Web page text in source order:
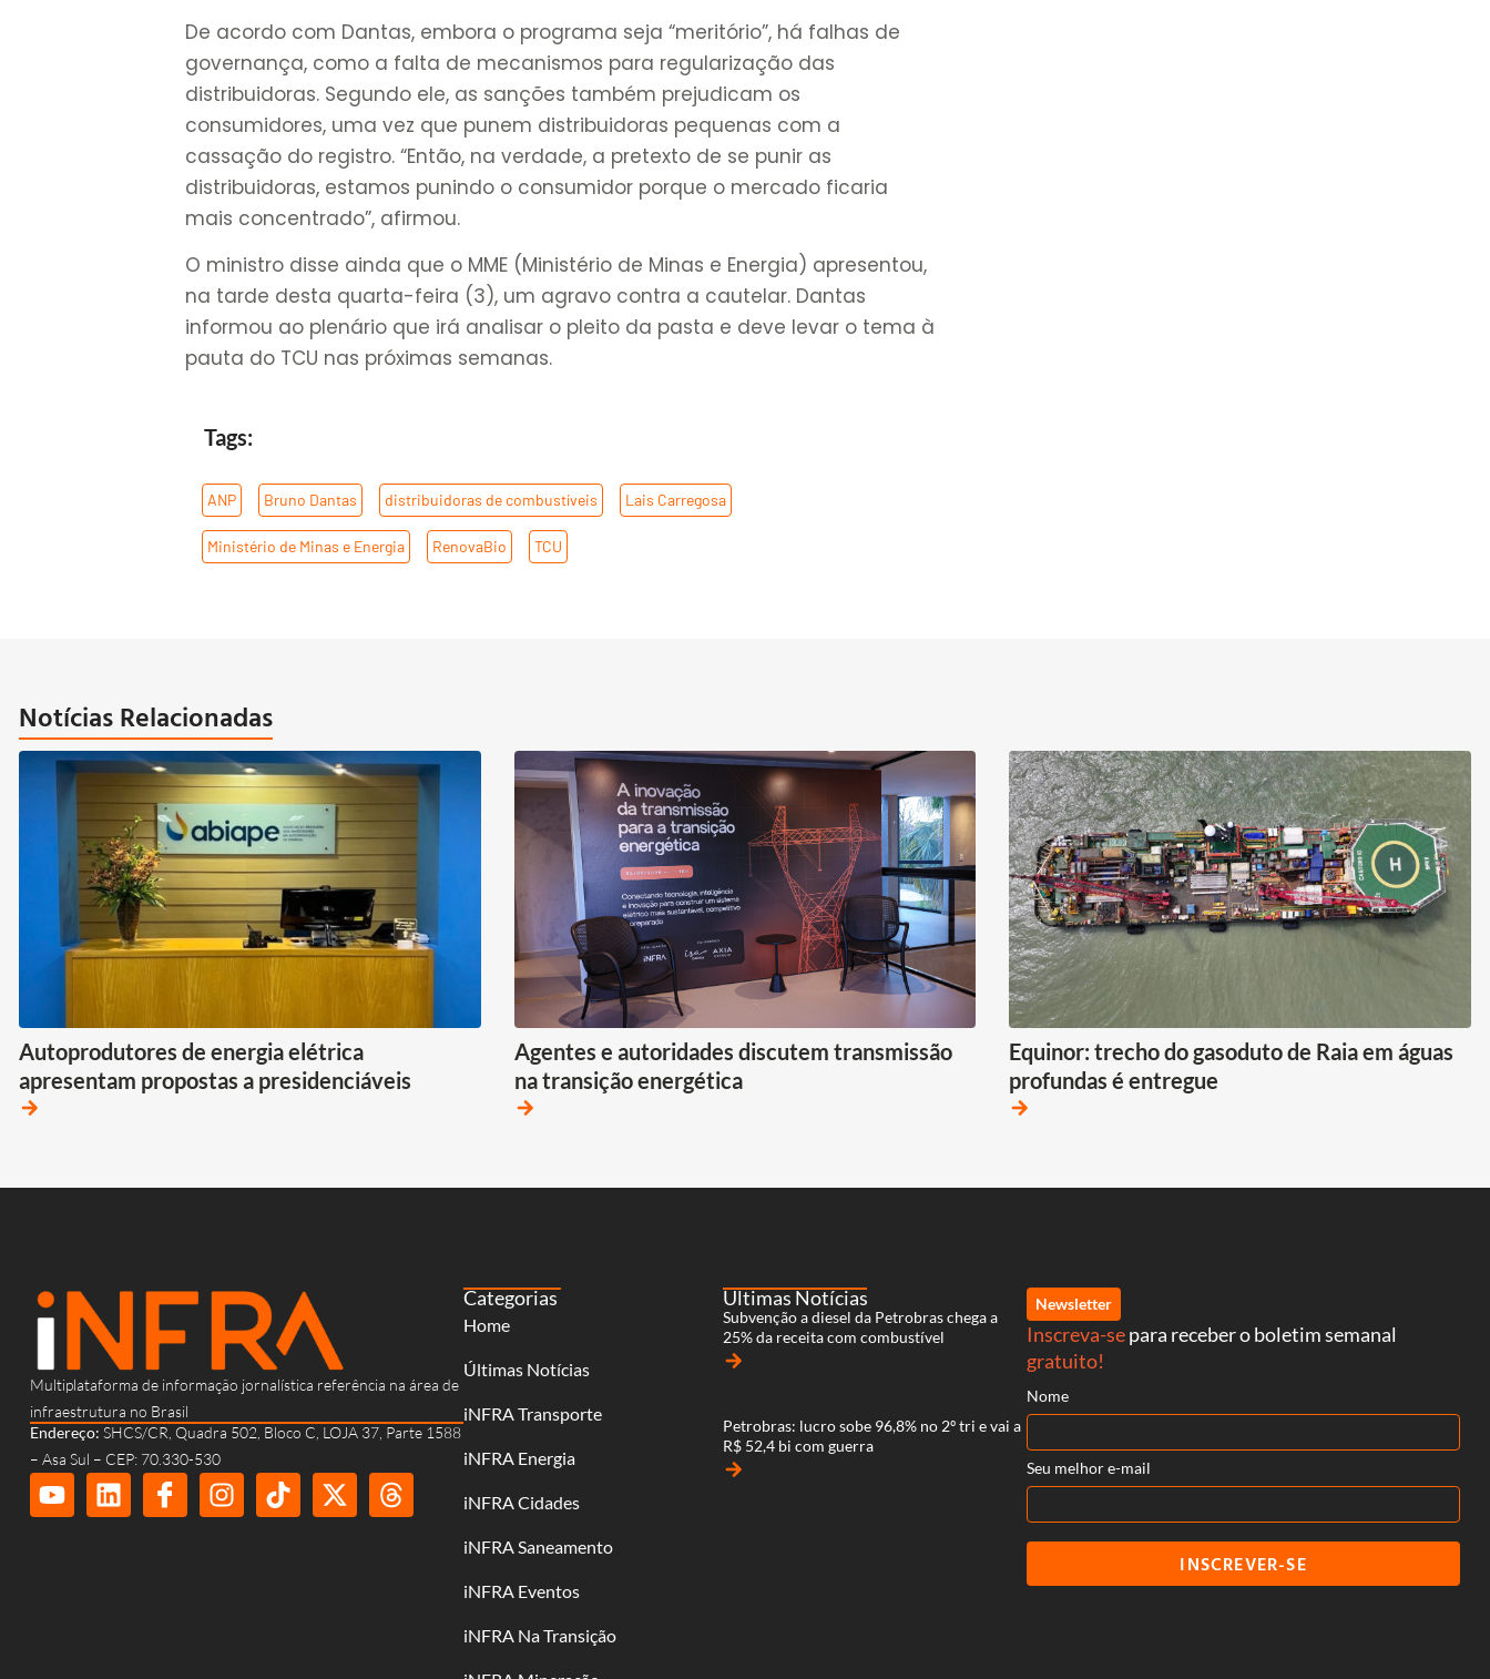
De acordo com Dantas, embora o programa seja “meritório”, há falhas de
governança, como a falta de mecanismos para regularização das
distribuidoras. Segundo ele, as sanções também prejudicam os
consumidores, uma vez que punem distribuidoras pequenas com a
cassação do registro. “Então, na verdade, a pretexto de se punir as
distribuidoras, estamos punindo o consumidor porque o mercado ficaria
mais concentrado”, afirmou.
O ministro disse ainda que o MME (Ministério de Minas e Energia) apresentou,
na tarde desta quarta-feira (3), um agravo contra a cautelar. Dantas
informou ao plenário que irá analisar o pleito da pasta e deve levar o tema à
pauta do TCU nas próximas semanas.
Tags:
ANP Bruno Dantas distribuidoras de combustíveis Lais Carregosa
Ministério de Minas e Energia RenovaBio TCU
Notícias Relacionadas
Autoprodutores de energia elétrica
apresentam propostas a presidenciáveis
arrow_forward
Agentes e autoridades discutem transmissão
na transição energética
arrow_forward
Equinor: trecho do gasoduto de Raia em águas
profundas é entregue
arrow_forward
Multiplataforma de informação jornalística referência na área de
infraestrutura no Brasil
Endereço: SHCS/CR, Quadra 502, Bloco C, LOJA 37, Parte 1588
– Asa Sul – CEP: 70.330-530
Categorias
Home
Últimas Notícias
iNFRA Transporte
iNFRA Energia
iNFRA Cidades
iNFRA Saneamento
iNFRA Eventos
iNFRA Na Transição
Últimas Notícias
Subvenção a diesel da Petrobras chega a
25% da receita com combustível
arrow_forward
Petrobras: lucro sobe 96,8% no 2º tri e vai a
R$ 52,4 bi com guerra
arrow_forward
Newsletter
Inscreva-separa receber o boletim semanal
gratuito!
Nome
Seu melhor e-mail
INSCREVER-SE